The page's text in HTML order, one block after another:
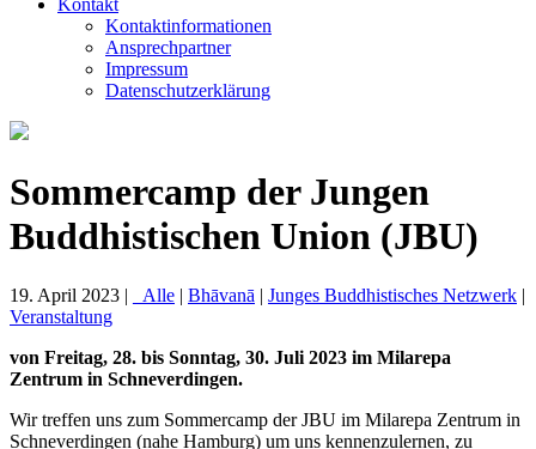
Kontakt
Kontaktinformationen
Ansprechpartner
Impressum
Datenschutzerklärung
Sommercamp der Jungen
Buddhistischen Union (JBU)
19. April 2023 | _Alle | Bhāvanā | Junges Buddhistisches Netzwerk |
Veranstaltung
von Freitag, 28. bis Sonntag, 30. Juli 2023 im Milarepa
Zentrum in Schneverdingen.
Wir treffen uns zum Sommercamp der JBU im Milarepa Zentrum in
Schneverdingen (nahe Hamburg) um uns kennenzulernen, zu